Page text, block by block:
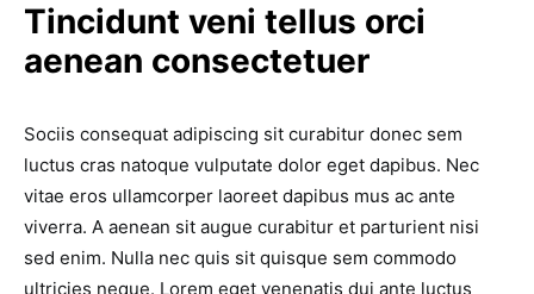
Tincidunt veni tellus orci
aenean consectetuer
Sociis consequat adipiscing sit curabitur donec sem
luctus cras natoque vulputate dolor eget dapibus. Nec
vitae eros ullamcorper laoreet dapibus mus ac ante
viverra. A aenean sit augue curabitur et parturient nisi
sed enim. Nulla nec quis sit quisque sem commodo
ultricies neque. Lorem eget venenatis dui ante luctus